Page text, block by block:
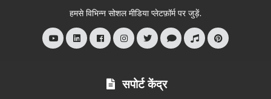
हमसे विभिन्न सोशल मीडिया प्लेटफ़ॉर्म पर जुड़ें.
सपोर्ट केंद्र